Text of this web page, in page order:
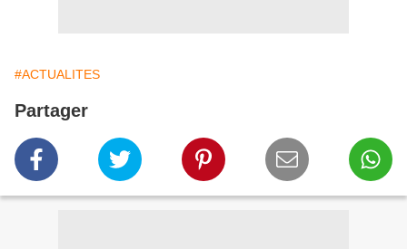
#ACTUALITES
Partager